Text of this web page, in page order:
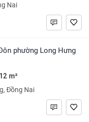
Nai
m²
Đồng Nai